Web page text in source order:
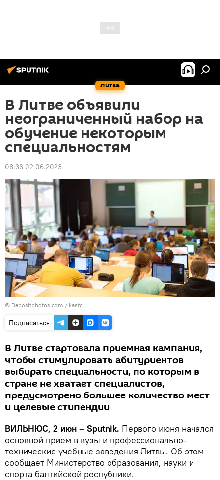
Литва
В Литве объявили
неограниченный набор на
обучение некоторым
специальностям
08:36 02.06.2023
© Depositphotos.com / kasto
Подписаться
В Литве стартовала приемная кампания,
чтобы стимулировать абитуриентов
выбирать специальности, по которым в
стране не хватает специалистов,
предусмотрено большее количество мест
и целевые стипендии
ВИЛЬНЮС, 2 июн – Sputnik. Первого июня начался
основной прием в вузы и профессионально-
технические учебные заведения Литвы. Об этом
сообщает Министерство образования, науки и
спорта балтийской республики.